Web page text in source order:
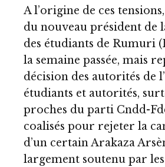
A l’origine de ces
du nouveau président de
des étudiants de Rumuri
la semaine passée, mais
décision des autorités de
étudiants et autorités,
proches du parti Cndd-
coalisés pour rejeter la
d’un certain Arakaza
largement soutenu par